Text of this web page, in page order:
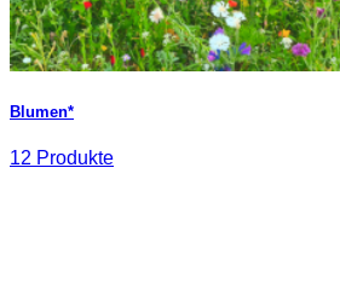
Blumen*
12 Produkte